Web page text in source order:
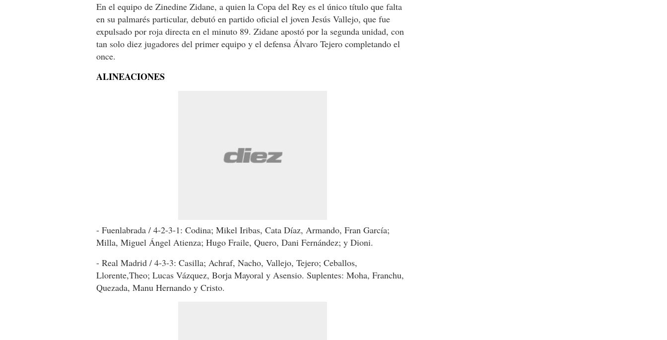
En el equipo de Zinedine Zidane, a quien la Copa del Rey es el único título que falta
en su palmarés particular, debutó en partido oficial el joven Jesús Vallejo, que fue
expulsado por roja directa en el minuto 89. Zidane apostó por la segunda unidad, con
tan solo diez jugadores del primer equipo y el defensa Álvaro Tejero completando el
once.
ALINEACIONES
- Fuenlabrada / 4-2-3-1: Codina; Mikel Iribas, Cata Díaz, Armando, Fran García;
Milla, Miguel Ángel Atienza; Hugo Fraile, Quero, Dani Fernández; y Dioni.
- Real Madrid / 4-3-3: Casilla; Achraf, Nacho, Vallejo, Tejero; Ceballos,
Llorente,Theo; Lucas Vázquez, Borja Mayoral y Asensio. Suplentes: Moha, Franchu,
Quezada, Manu Hernando y Cristo.